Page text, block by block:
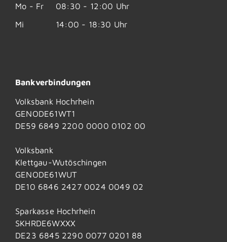
Mo - Fr
08:30 - 12:00 Uhr
Mi
14:00 - 18:30 Uhr
Bankverbindungen
Volksbank Hochrhein
GENODE61WT1
DE59 6849 2200 0000 0102 00
Volksbank
Klettgau-Wutöschingen
GENODE61WUT
DE10 6846 2427 0024 0049 02
Sparkasse Hochrhein
SKHRDE6WXXX
DE23 6845 2290 0077 0201 88